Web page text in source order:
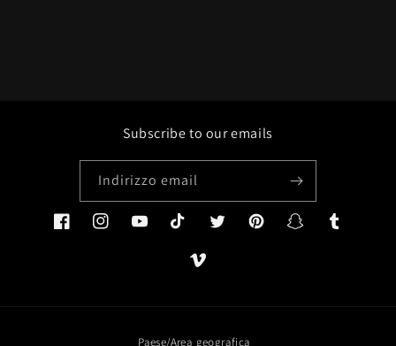
Subscribe to our emails
Indirizzo email
FacebookInstagramYouTubeTikTok TwitterPinterestSnapchatTumblr
Vimeo
Paese/Area geografica